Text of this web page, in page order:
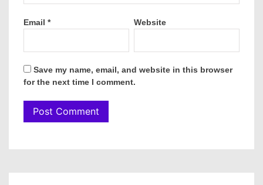
Email * Website
Save my name, email, and website in this browser
for the next time I comment.